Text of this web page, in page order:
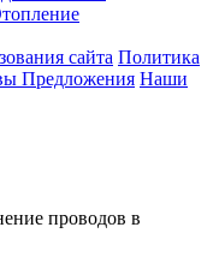
сайта Политика
Предложения Наши
проводов в